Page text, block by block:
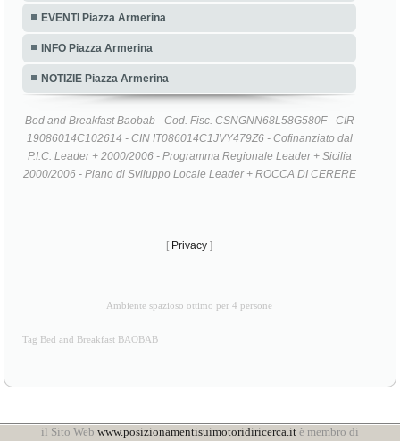
EVENTI Piazza Armerina
INFO Piazza Armerina
NOTIZIE Piazza Armerina
Bed and Breakfast Baobab - Cod. Fisc. CSNGNN68L58G580F - CIR
19086014C102614 - CIN IT086014C1JVY479Z6 - Cofinanziato dal
P.I.C. Leader + 2000/2006 - Programma Regionale Leader + Sicilia
2000/2006 - Piano di Sviluppo Locale Leader + ROCCA DI CERERE
[ Privacy ]
Ambiente spazioso ottimo per 4 persone
Tag Bed and Breakfast BAOBAB
il Sito Web www.posizionamentisuimotoridiricerca.it è membro di